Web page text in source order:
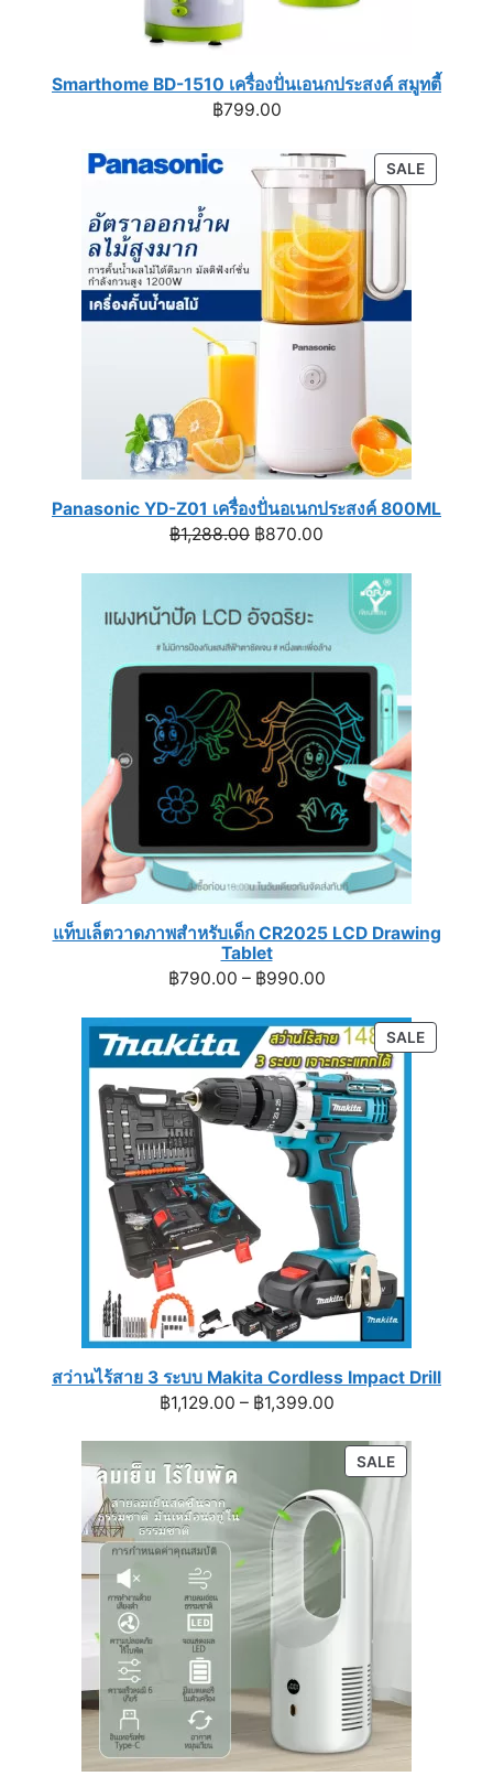
Smarthome BD-1510 เครื่องปั่นเอนกประสงค์ สมูทตี้
฿799.00
SALE
ON
Panasonic YD-Z01 เครื่องปั่นอเนกประสงค์ 800ML
฿1,288.00 Original
฿1,288.00.
฿870.00
฿870.00.
แท็บเล็ตวาดภาพสำหรับเด็ก CR2025 LCD Drawing
Tablet
฿790.00 – ฿990.00Price
฿790.00
through
฿990.00
SALE
ON
สว่านไร้สาย 3 ระบบ Makita Cordless Impact Drill
฿1,129.00 – ฿1,399.00Price
฿1,129.00
through
฿1,399.00
SALEPRODUCT
ON